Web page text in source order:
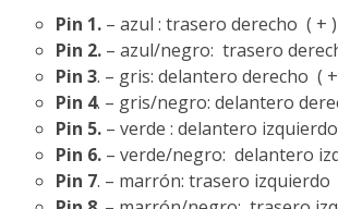
Pin 1. – azul : trasero derecho ( + )
Pin 2. – azul/negro: trasero
Pin 3. – gris: delantero derecho (
Pin 4. – gris/negro: delantero
Pin 5. – verde : delantero
Pin 6. – verde/negro: delantero
Pin 7. – marrón: trasero izquierdo